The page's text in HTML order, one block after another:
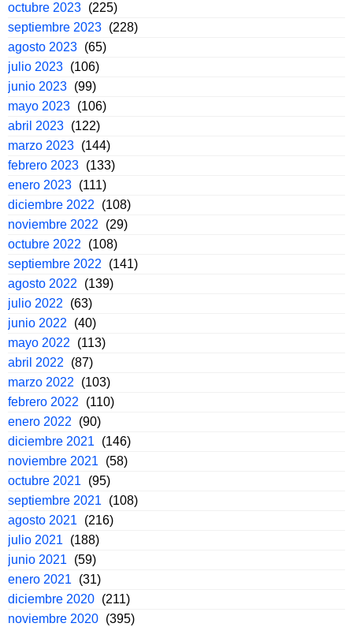
octubre 2023 (225)
septiembre 2023 (228)
agosto 2023 (65)
julio 2023 (106)
junio 2023 (99)
mayo 2023 (106)
abril 2023 (122)
marzo 2023 (144)
febrero 2023 (133)
enero 2023 (111)
diciembre 2022
(108)
noviembre 2022
(29)
octubre 2022
(108)
septiembre 2022
(141)
agosto 2022
(139)
julio 2022
(63)
junio 2022
(40)
mayo 2022
(113)
abril 2022
(87)
marzo 2022
(103)
febrero 2022
(110)
enero 2022
(90)
diciembre 2021
(146)
noviembre 2021
(58)
octubre 2021
(95)
septiembre 2021
(108)
agosto 2021
(216)
julio 2021
(188)
junio 2021
(59)
enero 2021
(31)
diciembre 2020 (211)
noviembre 2020 (395)